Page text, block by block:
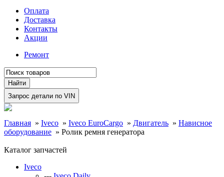
Оплата
Доставка
Контакты
Акции
Ремонт
Главная » Iveco » Iveco EuroCargo » Двигатель » Нависное
оборудование » Ролик ремня генератора
Каталог запчастей
Iveco